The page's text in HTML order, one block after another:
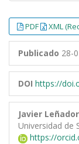
PDF XML
Publicado 28-
DOI https://
Javier
Universidad de
https://